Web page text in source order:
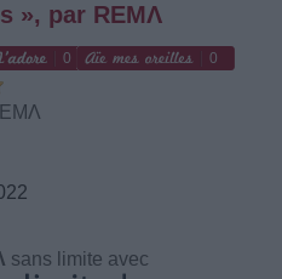
», par REMΛ
0 0
sans limite avec